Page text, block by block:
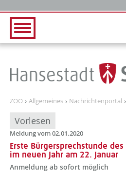
ZOO Allgemeines Nachrichtenportal
Vorlesen
Meldung vom 02.01.2020
Erste Bürgersprechstunde
im neuen Jahr am 22. Januar
Anmeldung ab sofort möglich